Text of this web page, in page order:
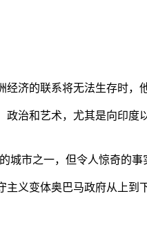
济的联系将无法生存时，
治和艺术，尤其是向印
城市之一，但令人惊奇的
主义变体奥巴马政府从上